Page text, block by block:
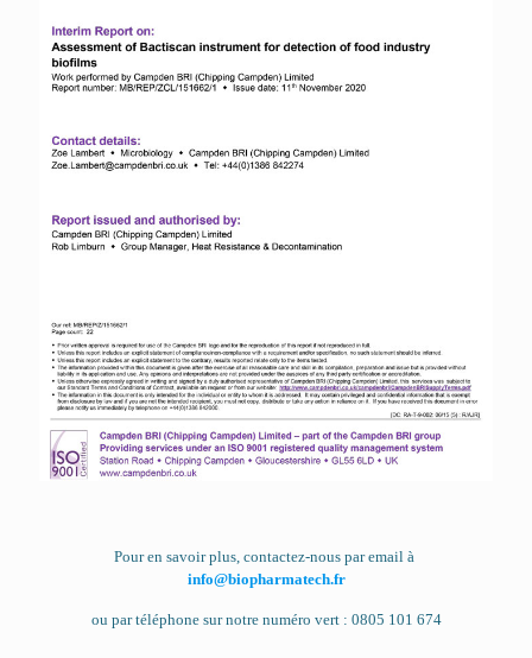
Pour en savoir plus, contactez-nous par email à
info@biopharmatech.fr
ou par téléphone sur notre numéro vert : 0805 101 674